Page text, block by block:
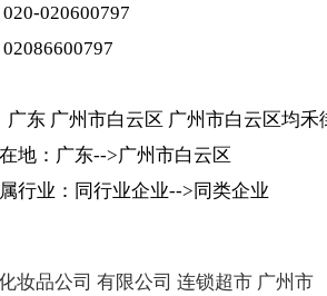
020600797
广东 广州市白云区 广州市白云区均禾
地：广东-->广州市白云区
行业：同行业企业-->同类企业
妆品公司 有限公司 连锁超市 广州市